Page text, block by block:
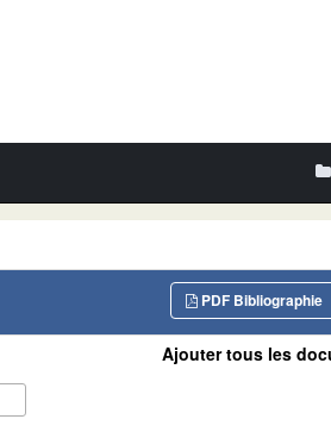
PDF Bibliographie
Ajouter tous les